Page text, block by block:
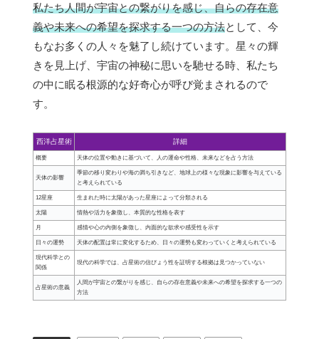
私たち人間が宇宙との繋がりを感じ、自らの存在意
義や未来への希望を探求する一つの方法として、今
もなお多くの人々を魅了し続けています。星々の輝
きを見上げ、宇宙の神秘に思いを馳せる時、私たち
の中に眠る根源的な好奇心が呼び覚まされるので
す。
西洋占星術 詳細
概要 天体の位置や動きに基づいて、人の運命や性格、未来などを占う方法
天体の影響
季節の移り変わりや海の満ち引きなど、地球上の様々な現象に影響を与えている
と考えられている
12星座 生まれた時に太陽があった星座によって分類される
太陽 情熱や活力を象徴し、本質的な性格を表す
月 感情や心の内側を象徴し、内面的な欲求や感受性を示す
日々の運勢 天体の配置は常に変化するため、日々の運勢も変わっていくと考えられている
現代科学との
関係
現代の科学では、占星術の信ぴょう性を証明する根拠は見つかっていない
占星術の意義
人間が宇宙との繋がりを感じ、自らの存在意義や未来への希望を探求する一つの
方法